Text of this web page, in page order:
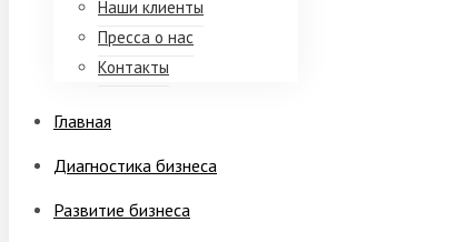
Наши клиенты
Пресса о нас
Контакты
Главная
Диагностика бизнеса
Развитие бизнеса